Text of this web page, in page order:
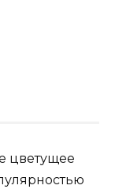
цветущее